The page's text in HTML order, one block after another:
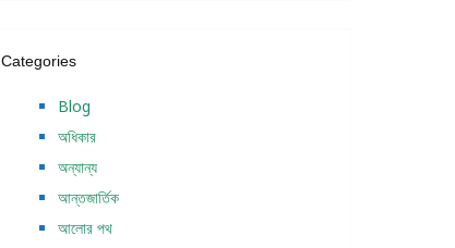
Categories
Blog
অধিকার
অন্যান্য
আন্তজার্তিক
আলোর পথ